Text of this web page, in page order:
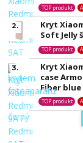
TOP produkt
2.
Kryt
Soft Jelly
TOP produkt
3.
Kryt
case
Fiber blue
TOP produkt